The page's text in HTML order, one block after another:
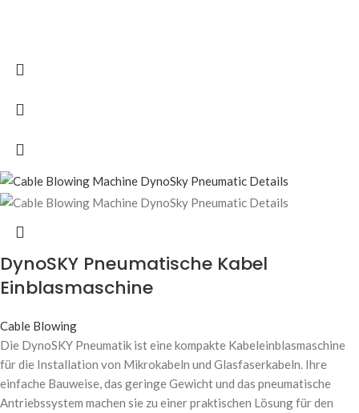
DynoSKY Pneumatische Kabel
Einblasmaschine
Cable Blowing
Die DynoSKY Pneumatik ist eine kompakte Kabeleinblasmaschine
für die Installation von Mikrokabeln und Glasfaserkabeln. Ihre
einfache Bauweise, das geringe Gewicht und das pneumatische
Antriebssystem machen sie zu einer praktischen Lösung für den